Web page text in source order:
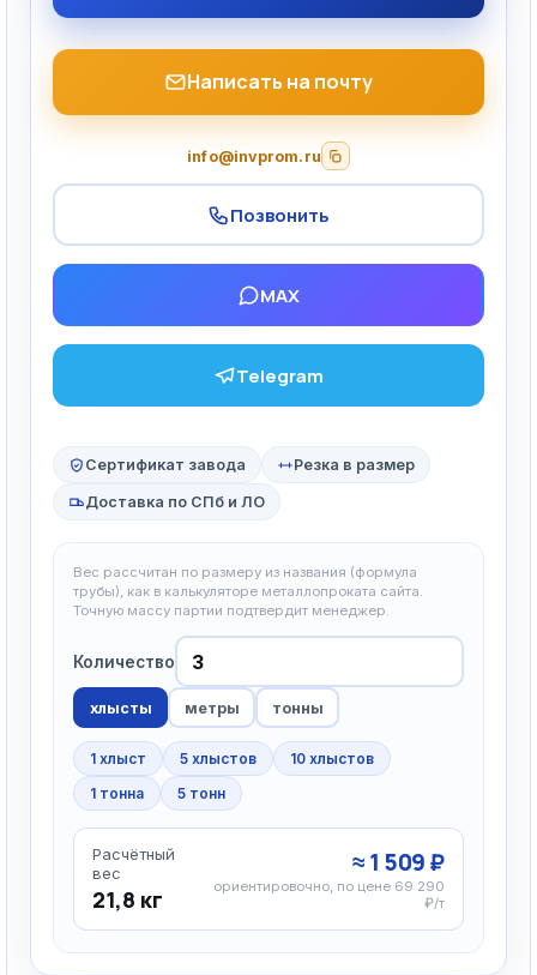
Написать на почту
info@invprom.ru
Позвонить
MAX
Telegram
Сертификат завода Резка в размер
Доставка по СПб и ЛО
Вес рассчитан по размеру из названия (формула
трубы), как в калькуляторе металлопроката сайта.
Точную массу партии подтвердит менеджер.
Количество
хлысты метры тонны
1 хлыст 5 хлыстов
10 хлыстов
1 тонна
5 тонн
Расчётный
вес
21,8 кг
≈ 1 509 ₽
ориентировочно, по цене 69 290
₽/т